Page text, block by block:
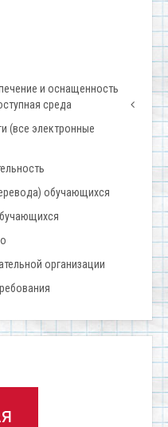
и оснащенность
среда
(все электронные
обучающихся
организации